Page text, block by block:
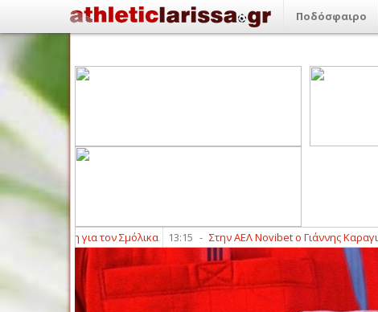
Ποδόσφαιρο
για τον Σμόλικα 13:15 - Στην ΑΕΛ Novibet ο Γιάννης Καραγιαννίδης